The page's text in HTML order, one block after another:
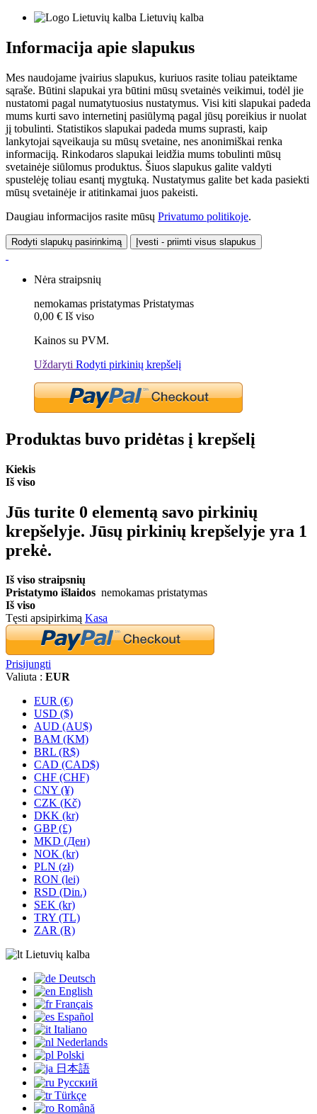
Lietuvių kalba
Informacija apie slapukus
Mes naudojame įvairius slapukus, kuriuos rasite toliau pateiktame
sąraše. Būtini slapukai yra būtini mūsų svetainės veikimui, todėl jie
nustatomi pagal numatytuosius nustatymus. Visi kiti slapukai padeda
mums kurti savo internetinį pasiūlymą pagal jūsų poreikius ir nuolat
jį tobulinti. Statistikos slapukai padeda mums suprasti, kaip
lankytojai sąveikauja su mūsų svetaine, nes anonimiškai renka
informaciją. Rinkodaros slapukai leidžia mums tobulinti mūsų
svetainėje siūlomus produktus. Šiuos slapukus galite valdyti
spustelėję toliau esantį mygtuką. Nustatymus galite bet kada pasiekti
mūsų svetainėje ir atitinkamai juos pakeisti.
Daugiau informacijos rasite mūsų Privatumo politikoje.
Rodyti slapukų pasirinkimą Įvesti - priimti visus slapukus
Nėra straipsnių
nemokamas pristatymas Pristatymas
0,00 € Iš viso
Kainos su PVM.
Uždaryti Rodyti pirkinių krepšelį
Produktas buvo pridėtas į krepšelį
Kiekis
Iš viso
Jūs turite 0 elementą savo pirkinių
krepšelyje. Jūsų pirkinių krepšelyje yra 1
prekė.
Iš viso straipsnių
Pristatymo išlaidos nemokamas pristatymas
Iš viso
Tęsti apsipirkimą Kasa
Prisijungti
Valiuta : EUR
EUR (€)
USD ($)
AUD (AU$)
BAM (KM)
BRL (R$)
CAD (CAD$)
CHF (CHF)
CNY (¥)
CZK (Kč)
DKK (kr)
GBP (£)
MKD (Ден)
NOK (kr)
PLN (zł)
RON (lei)
RSD (Din.)
SEK (kr)
TRY (TL)
ZAR (R)
Lietuvių kalba
Deutsch
English
Français
Español
Italiano
Nederlands
Polski
日本語
Русский
Türkçe
Română